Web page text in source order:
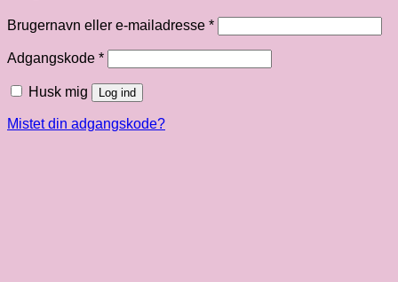
Brugernavn eller e-mailadresse *Påkrævet
Adgangskode *Påkrævet
Husk mig Log ind
Mistet din adgangskode?